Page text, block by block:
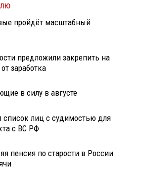
пройдёт масштабный
предложили закрепить на
заработка
в силу в августе
список лиц с судимостью для
с ВС РФ
пенсия по старости в России